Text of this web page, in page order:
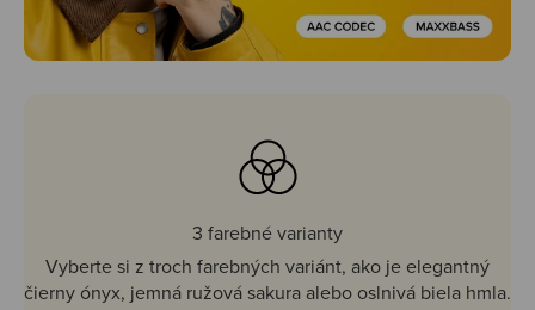
3 farebné varianty
Vyberte si z troch farebných variánt, ako je elegantný
čierny ónyx, jemná ružová sakura alebo oslnivá biela hmla.